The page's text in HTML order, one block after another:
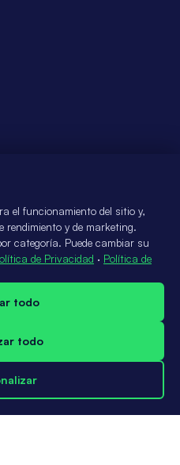
el funcionamiento del sitio y,
rendimiento y de marketing.
categoría. Puede cambiar su
de Privacidad · Política de
todo
todo